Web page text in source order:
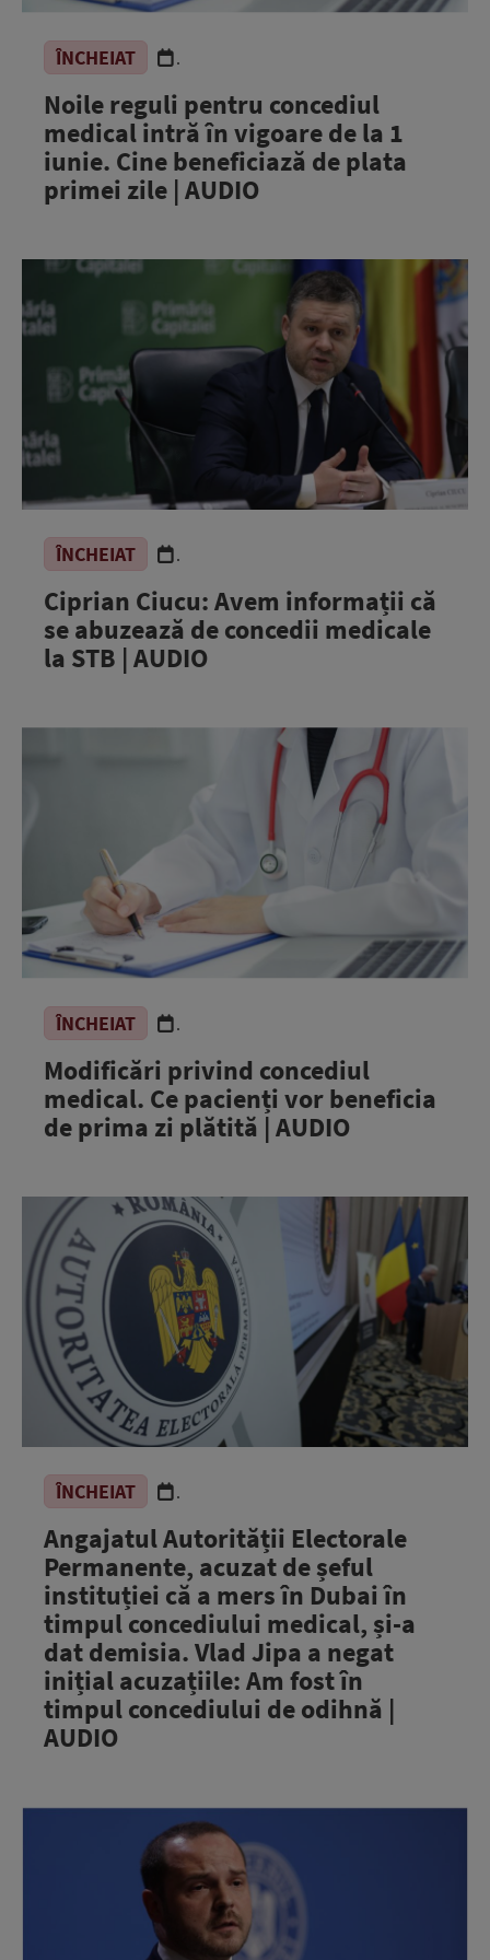
ÎNCHEIAT .
Noile reguli pentru concediul
medical intră în vigoare de la 1
iunie. Cine beneficiază de plata
primei zile | AUDIO
ÎNCHEIAT .
Ciprian Ciucu: Avem informații că
se abuzează de concedii medicale
la STB | AUDIO
ÎNCHEIAT .
Modificări privind concediul
medical. Ce pacienți vor beneficia
de prima zi plătită | AUDIO
ÎNCHEIAT .
Angajatul Autorității Electorale
Permanente, acuzat de șeful
instituției că a mers în Dubai în
timpul concediului medical, și-a
dat demisia. Vlad Jipa a negat
inițial acuzațiile: Am fost în
timpul concediului de odihnă |
AUDIO